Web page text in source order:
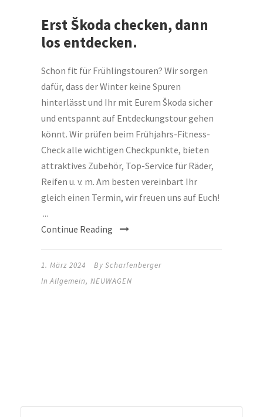
Erst Škoda checken, dann
los entdecken.
Schon fit für Frühlingstouren? Wir sorgen
dafür, dass der Winter keine Spuren
hinterlässt und Ihr mit Eurem Škoda sicher
und entspannt auf Entdeckungstour gehen
könnt. Wir prüfen beim Frühjahrs-Fitness-
Check alle wichtigen Checkpunkte, bieten
attraktives Zubehör, Top-Service für Räder,
Reifen u. v. m. Am besten vereinbart Ihr
gleich einen Termin, wir freuen uns auf Euch!
...
Continue Reading
1. März 2024 By Scharfenberger
In Allgemein, NEUWAGEN